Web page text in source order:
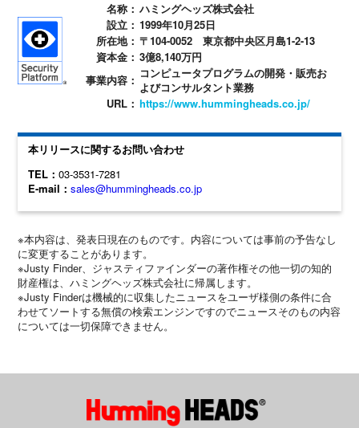
名称： ハミングヘッズ株式会社
設立： 1999年10月25日
所在地： 〒104-0052 東京都中央区月島1-2-13
資本金： 3億8,140万円
事業内容： コンピュータプログラムの開発・販売お
よびコンサルタント業務
URL： https://www.hummingheads.co.jp/
本リリースに関するお問い合わせ
TEL：03-3531-7281
E-mail：sales@hummingheads.co.jp
※本内容は、発表日現在のものです。内容については事前の予告なし
に変更することがあります。
※Justy Finder、ジャスティファインダーの著作権その他一切の知的
財産権は、ハミングヘッズ株式会社に帰属します。
※Justy Finderは機械的に収集したニュースをユーザ様側の条件に合
わせてソートする無償の検索エンジンですのでニュースそのもの内容
については一切保障できません。